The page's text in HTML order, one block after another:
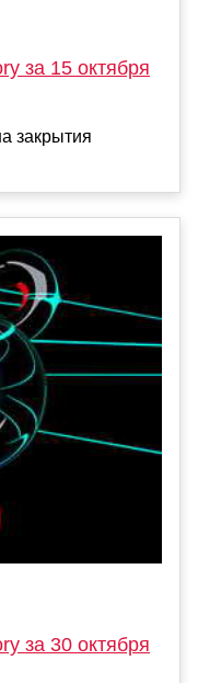
за 15 октября
закрытия
за 30 октября